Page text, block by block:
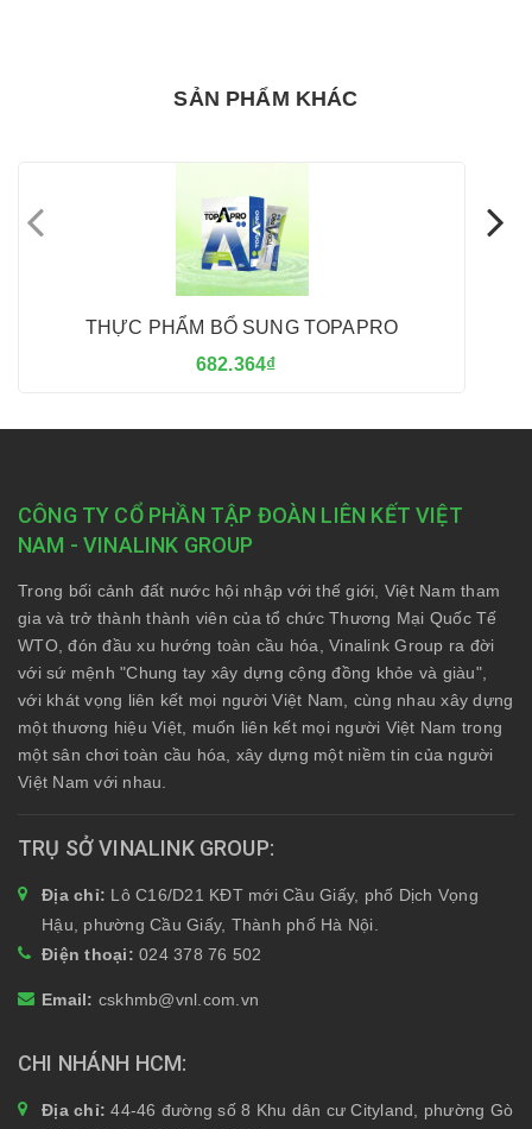
SẢN PHẨM KHÁC
THỰC PHẨM BỔ SUNG TOPAPRO
682.364₫
CÔNG TY CỔ PHẦN TẬP ĐOÀN LIÊN KẾT VIỆT
NAM - VINALINK GROUP
Trong bối cảnh đất nước hội nhập với thế giới, Việt Nam tham
gia và trở thành thành viên của tổ chức Thương Mại Quốc Tế
WTO, đón đầu xu hướng toàn cầu hóa, Vinalink Group ra đời
với sứ mệnh "Chung tay xây dựng cộng đồng khỏe và giàu",
với khát vọng liên kết mọi người Việt Nam, cùng nhau xây dựng
một thương hiệu Việt, muốn liên kết mọi người Việt Nam trong
một sân chơi toàn cầu hóa, xây dựng một niềm tin của người
Việt Nam với nhau.
TRỤ SỞ VINALINK GROUP
Địa chỉ: Lô C16/D21 KĐT mới Cầu Giấy, phố Dịch Vọng
Hậu, phường Cầu Giấy, Thành phố Hà Nội.
Điện thoại: 024 378 76 502
Email: cskhmb@vnl.com.vn
CHI NHÁNH HCM
Địa chỉ:44-46 đường số 8 Khu dân cư Cityland, phường Gò